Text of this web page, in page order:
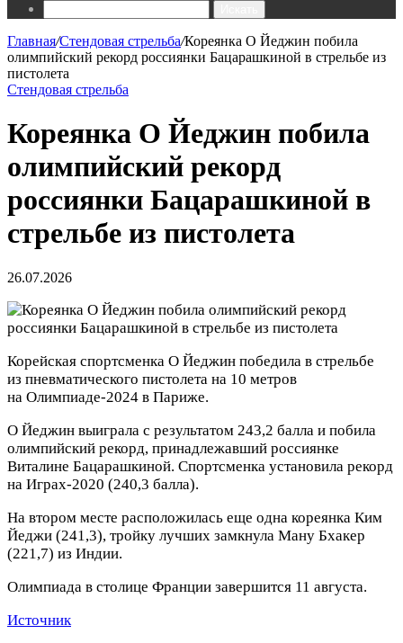
Главная/Стендовая стрельба/Кореянка О Йеджин побила
олимпийский рекорд россиянки Бацарашкиной в стрельбе из
пистолета
Стендовая стрельба
Кореянка О Йеджин побила
олимпийский рекорд
россиянки Бацарашкиной в
стрельбе из пистолета
26.07.2026
Корейская спортсменка О Йеджин победила в стрельбе
из пневматического пистолета на 10 метров
на Олимпиаде‑2024 в Париже.
О Йеджин выиграла с результатом 243,2 балла и побила
олимпийский рекорд, принадлежавший россиянке
Виталине Бацарашкиной. Спортсменка установила рекорд
на Играх‑2020 (240,3 балла).
На втором месте расположилась еще одна кореянка Ким
Йеджи (241,3), тройку лучших замкнула Ману Бхакер
(221,7) из Индии.
Олимпиада в столице Франции завершится 11 августа.
Источник